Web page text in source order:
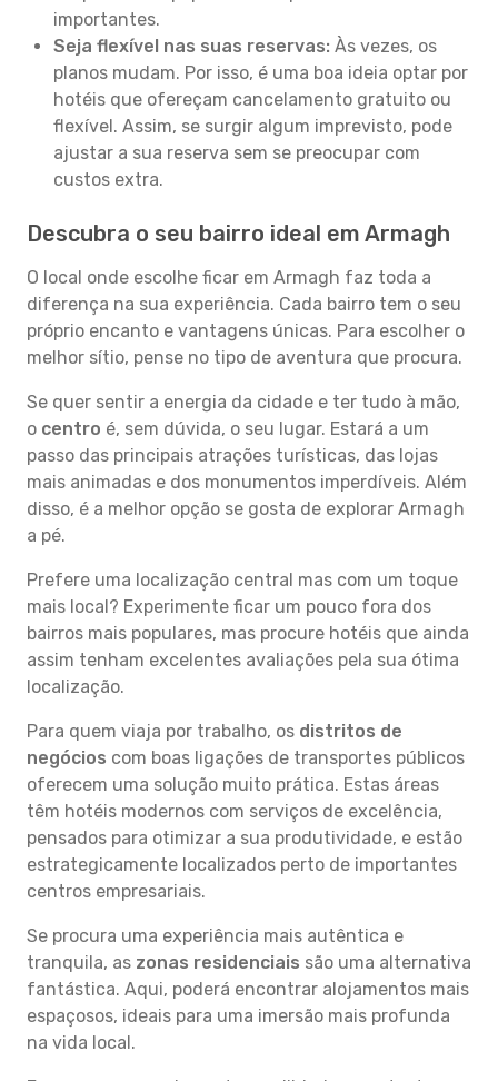
importantes.
Seja flexível nas suas reservas: Às vezes, os
planos mudam. Por isso, é uma boa ideia optar por
hotéis que ofereçam cancelamento gratuito ou
flexível. Assim, se surgir algum imprevisto, pode
ajustar a sua reserva sem se preocupar com
custos extra.
Descubra o seu bairro ideal em Armagh
O local onde escolhe ficar em Armagh faz toda a
diferença na sua experiência. Cada bairro tem o seu
próprio encanto e vantagens únicas. Para escolher o
melhor sítio, pense no tipo de aventura que procura.
Se quer sentir a energia da cidade e ter tudo à mão,
o centro é, sem dúvida, o seu lugar. Estará a um
passo das principais atrações turísticas, das lojas
mais animadas e dos monumentos imperdíveis. Além
disso, é a melhor opção se gosta de explorar Armagh
a pé.
Prefere uma localização central mas com um toque
mais local? Experimente ficar um pouco fora dos
bairros mais populares, mas procure hotéis que ainda
assim tenham excelentes avaliações pela sua ótima
localização.
Para quem viaja por trabalho, os distritos de
negócios com boas ligações de transportes públicos
oferecem uma solução muito prática. Estas áreas
têm hotéis modernos com serviços de excelência,
pensados para otimizar a sua produtividade, e estão
estrategicamente localizados perto de importantes
centros empresariais.
Se procura uma experiência mais autêntica e
tranquila, as zonas residenciais são uma alternativa
fantástica. Aqui, poderá encontrar alojamentos mais
espaçosos, ideais para uma imersão mais profunda
na vida local.